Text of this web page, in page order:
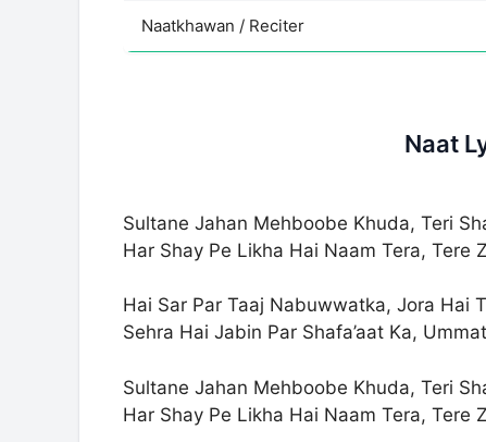
Naatkhawan / Reciter
Naat
Sultane Jahan Mehboobe Khuda, Teri
Har Shay Pe Likha Hai Naam Tera, Tere
Hai Sar Par Taaj Nabuwwatka, Jora Hai
Sehra Hai Jabin Par Shafa’aat Ka,
Sultane Jahan Mehboobe Khuda, Teri
Har Shay Pe Likha Hai Naam Tera, Tere